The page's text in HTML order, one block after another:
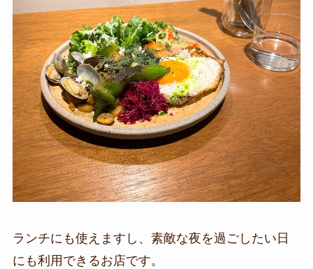
ランチにも使えますし、素敵な夜を過ごしたい日
にも利用できるお店です。